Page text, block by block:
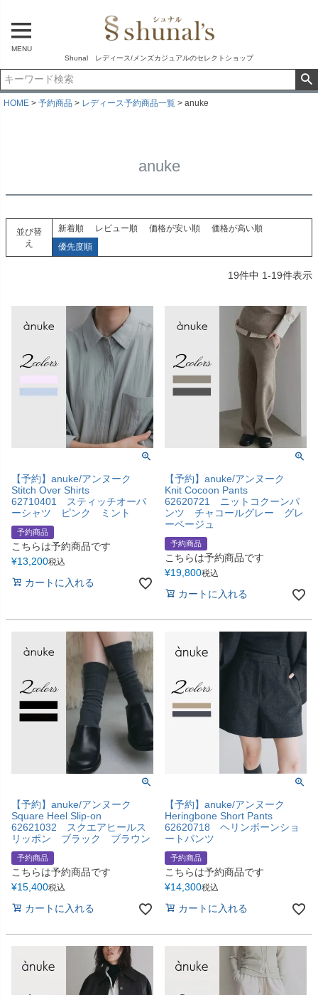
MENU
Shunal レディース/メンズカジュアルのセレクトショップ
HOME 予約商品 レディース予約商品一覧 anuke
anuke
並び替
え
新着順 レビュー順 価格が安い順
価格が高い順
優先度順
19件中 1-19件表示
【予約】anuke/アンヌーク
Stitch Over Shirts
62710401 スティッチオーバ
ーシャツ ピンク ミント
予約商品
こちらは予約商品です
¥13,200税込
カートに入れる
【予約】anuke/アンヌーク
Knit Cocoon Pants
62620721 ニットコクーンパ
ンツ チャコールグレー グレ
ーベージュ
予約商品
こちらは予約商品です
¥19,800税込
カートに入れる
【予約】anuke/アンヌーク
Square Heel Slip-on
62621032 スクエアヒールス
リッポン ブラック ブラウン
予約商品
こちらは予約商品です
¥15,400税込
カートに入れる
【予約】anuke/アンヌーク
Heringbone Short Pants
62620718 ヘリンボーンショ
ートパンツ
予約商品
こちらは予約商品です
¥14,300税込
カートに入れる